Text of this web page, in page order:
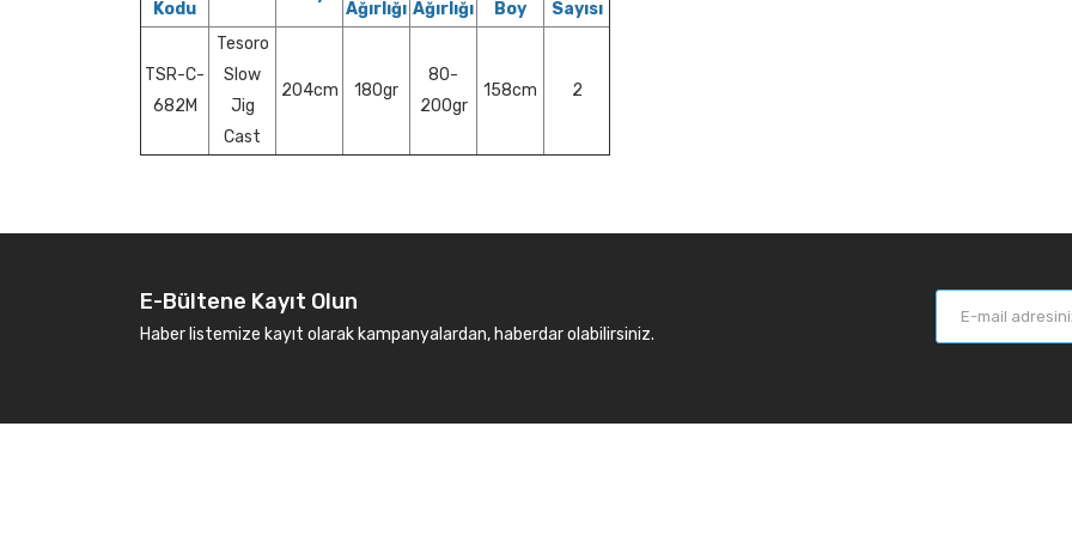
Kodu
Ağırlığı Ağırlığı
Boy
Sayısı
TSR-C-
682M
Tesoro
Slow
Jig
Cast
204cm 180gr
80-
200gr
158cm 2
E-Bültene Kayıt Olun
Haber listemize kayıt olarak kampanyalardan, haberdar olabilirsiniz.